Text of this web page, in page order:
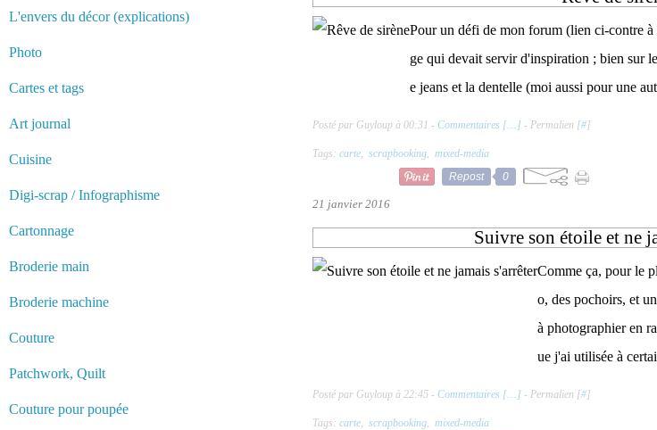
L'envers du décor (explications)
Photo
Cartes et tags
Art journal
Cuisine
Digi-scrap / Infographisme
Cartonnage
Broderie main
Broderie machine
Couture
Patchwork, Quilt
Couture pour poupée
Pour un défi de mon forum (lien ci-contre
ge qui devait servir d'inspiration ; bien sur
e jeans et la dentelle (moi aussi pour une
Posté par Guyloup à 00:31 - Commentaires [… ] - Permalien [#]
Tags: carte, scrapbooking, mixed-media
Repost
0
21 janvier 2016
Suivre son étoile et ne
Comme ça, pour le
o, des pochoirs, et
à photographier en
ue j'ai utilisée à
Posté par Guyloup à 22:45 - Commentaires [… ] - Permalien [#]
Tags: carte, scrapbooking, mixed-media